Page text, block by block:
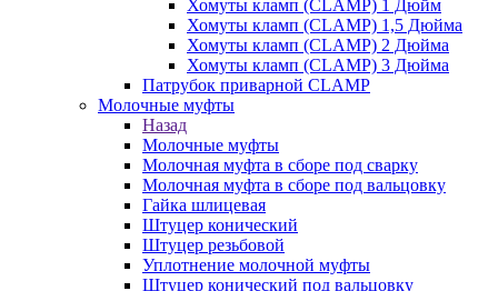
Хомуты кламп (CLAMP) 1 Дюйм
Хомуты кламп (CLAMP) 1,5 Дюйма
Хомуты кламп (CLAMP) 2 Дюйма
Хомуты кламп (CLAMP) 3 Дюйма
Патрубок приварной CLAMP
Молочные муфты
Назад
Молочные муфты
Молочная муфта в сборе под сварку
Молочная муфта в сборе под вальцовку
Гайка шлицевая
Штуцер конический
Штуцер резьбовой
Уплотнение молочной муфты
Штуцер конический под вальцовку